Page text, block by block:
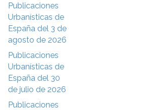
Publicaciones
Urbanísticas de
España del 3 de
agosto de 2026
Publicaciones
Urbanísticas de
España del 30
de julio de 2026
Publicaciones